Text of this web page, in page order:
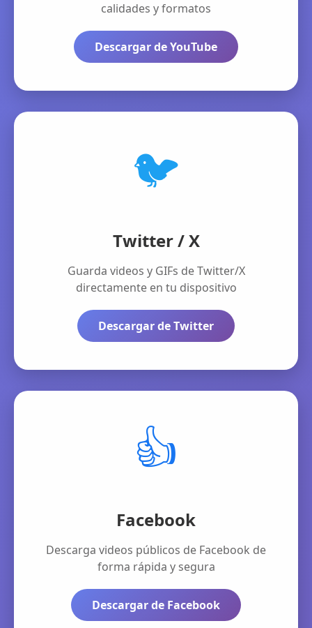
calidades y formatos
Descargar de YouTube
🐦
Twitter / X
Guarda videos y GIFs de Twitter/X
directamente en tu dispositivo
Descargar de Twitter
👍
Facebook
Descarga videos públicos de Facebook de
forma rápida y segura
Descargar de Facebook